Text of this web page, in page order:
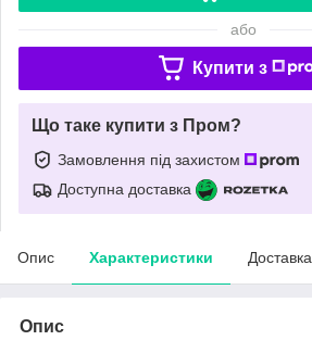
або
Купити з
Що таке купити з Пром?
Замовлення під захистом
Доступна доставка
Опис Характеристики Доставка
Опис